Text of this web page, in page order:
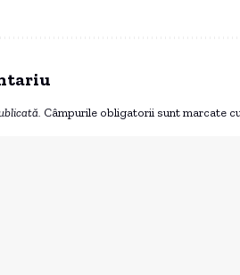
Câmpurile obligatorii sunt marcate